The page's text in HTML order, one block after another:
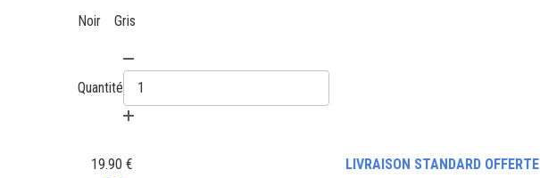
Noir Gris
Quantité
19.90 € LIVRAISON STANDARD OFFERTE